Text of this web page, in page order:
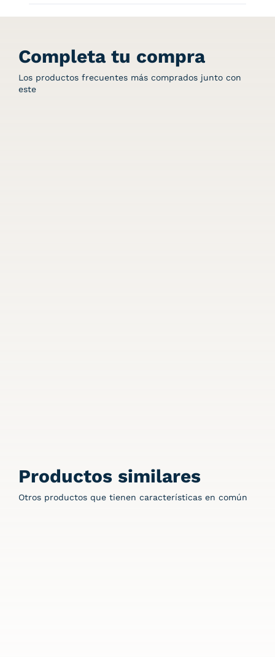
Completa tu compra
Los productos frecuentes más comprados junto con
este
Productos similares
Otros productos que tienen características en común